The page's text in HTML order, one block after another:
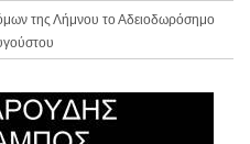
της Λήμνου το Αδειοδωρόσημο